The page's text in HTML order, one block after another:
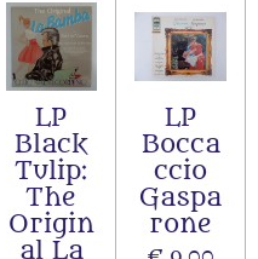
LP
Black
Tulip:
The
Origin
al La
LP
Bocca
ccio
Gaspa
rone